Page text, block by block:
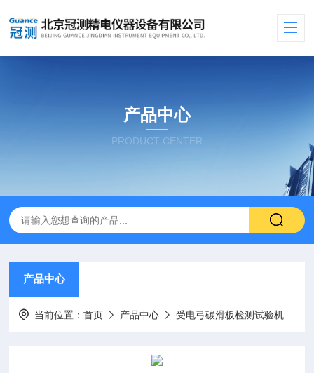
产品中心
PRODUCT CENTER
产品中心
当前位置：首页 产品中心 受电弓碳滑板检测试验机